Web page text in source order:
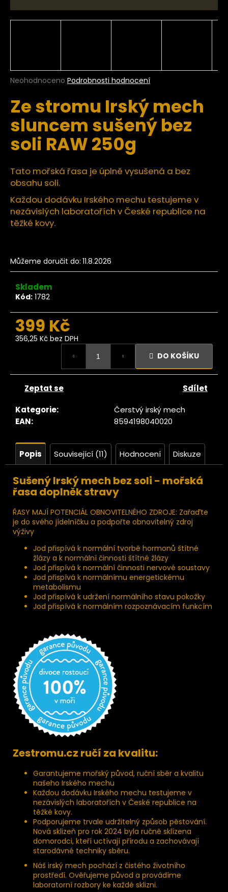
Průměrné
produktu
je
z
5
hvězdiček.
Neohodnoceno Podrobnosti hodnocení
Ze stromu Irský mech
sluncem sušený bez
soli RAW 250g
Tato mořská řasa je úplně vysušená a bez
obsahu soli.
Každou dodávku Irského mechu testujeme v
nezávislých laboratořích v České republice na
těžké kovy.
Můžeme doručit do: 11.8.2026
Skladem
Kód: 1782
399 Kč
356,25 Kč bez DPH
DO KOŠÍKU
Kategorie:
Čerstvý irský mech
EAN: 8594198040020
Zeptat se Sdílet
Popis Související (11) Hodnocení Diskuze
Sušený Irský mech bez soli - mořská
řasa doplněk stravy
ŘASY MAJÍ POTENCIÁL OBNOVITELNÉHO ZDROJE: Zařaďte
je do svého jídelníčku a podpořte obnovitelný zdroj
výživy
Jod přispívá k normální tvorbě hormonů štítné
žlázy a k normální činnosti štítné žlázy
Jod přispívá k normální činnosti nervové soustavy
Jod přispívá k normálnímu energetickému
metabolismu
Jod přispívá k udržení normálního stavu pokožky
Jod přispívá k normálním rozpoznávacím funkcím
Zestromu.cz ručí za kvalitu:
Garantujeme mořský původ, ruční sběr a kvalitu
našeho Irského mechu
Každou dodávku Irského mechu testujeme v
nezávislých laboratořích v České republice na
těžké kovy.
Podporujeme trvale udržitelný způsob pěstování.
Nová sklizeň pro rok 2024 byla ručně sklízena
domorodci, kteří uctívají přírodu a zachovávají
starodávné techniky sběru.
Náš irský mech pochází z čistého životního
prostředí. Ověřujeme původ a provádíme
laboratorní rozbory ke každé sklizni.
a
j
?
HLEDAT
o
p
o
r
u
č
e
m
e
Ze